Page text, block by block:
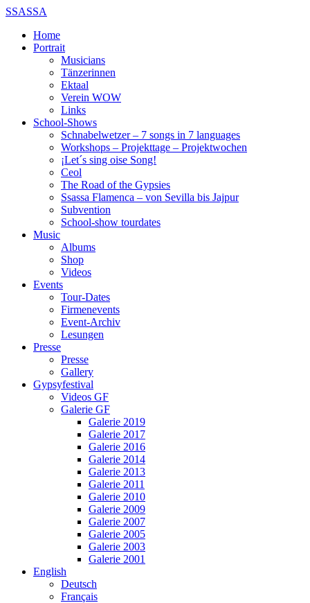
SSASSA
Home
Portrait
Musicians
Tänzerinnen
Ektaal
Verein WOW
Links
School-Shows
Schnabelwetzer – 7 songs in 7 languages
Workshops – Projekttage – Projektwochen
¡Let´s sing oise Song!
Ceol
The Road of the Gypsies
Ssassa Flamenca – von Sevilla bis Jajpur
Subvention
School-show tourdates
Music
Albums
Shop
Videos
Events
Tour-Dates
Firmenevents
Event-Archiv
Lesungen
Presse
Presse
Gallery
Gypsyfestival
Videos GF
Galerie GF
Galerie 2019
Galerie 2017
Galerie 2016
Galerie 2014
Galerie 2013
Galerie 2011
Galerie 2010
Galerie 2009
Galerie 2007
Galerie 2005
Galerie 2003
Galerie 2001
English
Deutsch
Français